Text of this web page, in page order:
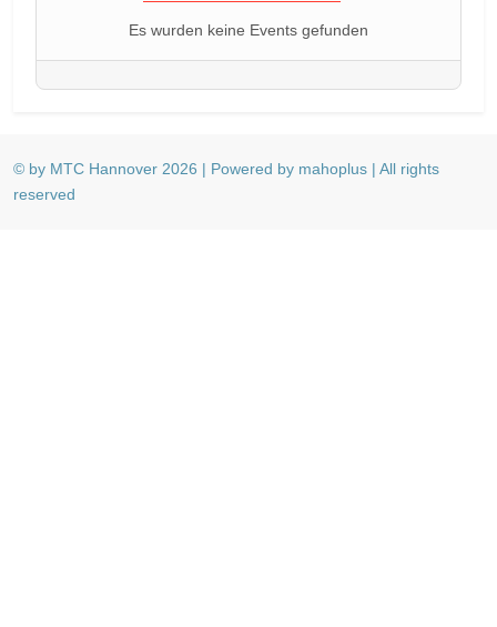
Es wurden keine Events gefunden
© by MTC Hannover 2026 | Powered by mahoplus | All rights
reserved